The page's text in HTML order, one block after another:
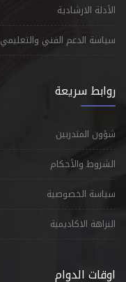
الأدلة الارشادية
سياسة الدعم الفني والتعليمي
روابط سريعة
شؤون المتدربين
الشروط والأحكام
سياسة الخصوصية
النزاهة الاكاديمية
اوقات الدوام